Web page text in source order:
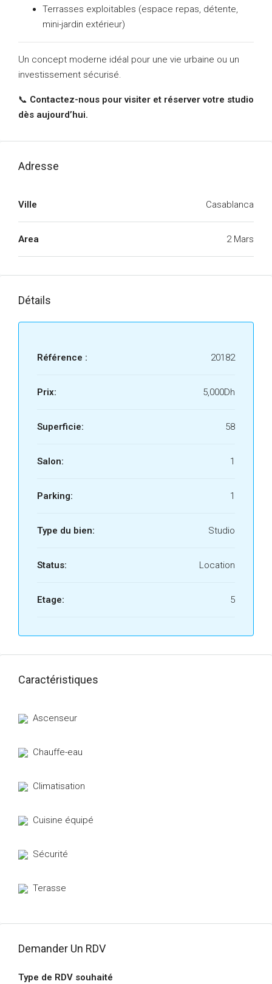
Terrasses exploitables (espace repas, détente,
mini-jardin extérieur)
Un concept moderne idéal pour une vie urbaine ou un
investissement sécurisé.
📞 Contactez-nous pour visiter et réserver votre studio
dès aujourd’hui.
Adresse
Ville Casablanca
Area 2 Mars
Détails
Référence : 20182
Prix: 5,000Dh
Superficie: 58
Salon: 1
Parking: 1
Type du bien: Studio
Status: Location
Etage: 5
Caractéristiques
Ascenseur
Chauffe-eau
Climatisation
Cuisine équipé
Sécurité
Terasse
Demander Un RDV
Type de RDV souhaité